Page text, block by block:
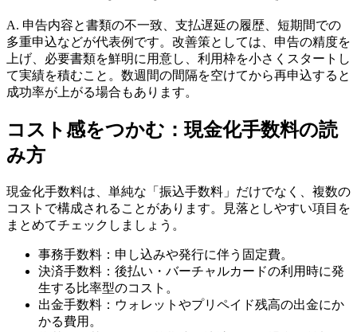
A. 申告内容と書類の不一致、支払遅延の履歴、短期間での
多重申込などが代表例です。改善策としては、申告の精度を
上げ、必要書類を鮮明に用意し、利用枠を小さくスタートし
て実績を積むこと。数週間の間隔を空けてから再申込すると
成功率が上がる場合もあります。
コスト感をつかむ：現金化手数料の読
み方
現金化手数料は、単純な「振込手数料」だけでなく、複数の
コストで構成されることがあります。見落としやすい項目を
まとめてチェックしましょう。
事務手数料：申し込みや発行に伴う固定費。
決済手数料：後払い・バーチャルカードの利用時に発
生する比率型のコスト。
出金手数料：ウォレットやプリペイド残高の出金にか
かる費用。